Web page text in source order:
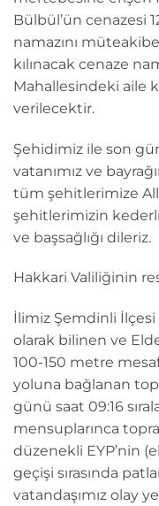
Bülbül’ün cenazesi
namazını
kılınacak cenaze
Mahallesindeki aile
verilecektir.
Şehidimiz ile son
vatanımız ve
tüm şehitlerimize
şehitlerimizin
ve başsağlığı dileriz.
Hakkari Valiliğinin
İlimiz Şemdinli İlçesi
olarak bilinen ve
100-150 metre
yoluna bağlanan
günü saat 09:16
mensuplarınca
düzenekli EYP’nin (el
geçişi sırasında
vatandaşımız olay